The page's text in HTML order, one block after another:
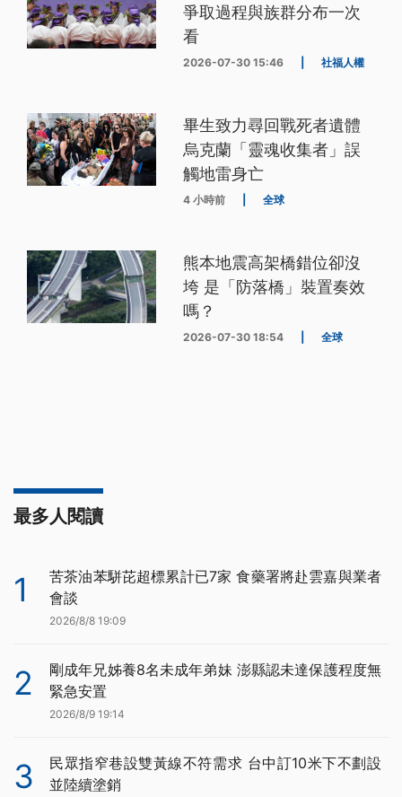
爭取過程與族群分布一次
看
2026-07-30 15:46 社福人權
畢生致力尋回戰死者遺體
烏克蘭「靈魂收集者」誤
觸地雷身亡
4 小時前 全球
熊本地震高架橋錯位卻沒
垮 是「防落橋」裝置奏效
嗎？
2026-07-30 18:54 全球
最多人閱讀
1
苦茶油苯駢芘超標累計已7家 食藥署將赴雲嘉與業者
會談
2026/8/8 19:09
2
剛成年兄姊養8名未成年弟妹 澎縣認未達保護程度無
緊急安置
2026/8/9 19:14
3
民眾指窄巷設雙黃線不符需求 台中訂10米下不劃設
並陸續塗銷